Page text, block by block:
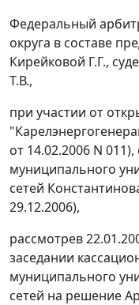
Федеральный
округа в составе
Кирейковой Г.Г.,
Т.В.,
при участии от
от 14.02.2006 N
муниципального
сетей
29.12.2006),
рассмотрев
заседании
муниципального
сетей на решение